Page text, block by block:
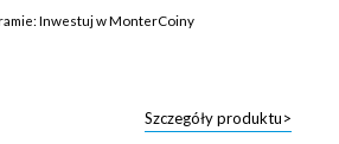
Inwestuj w MonterCoiny
Szczegóły produktu>